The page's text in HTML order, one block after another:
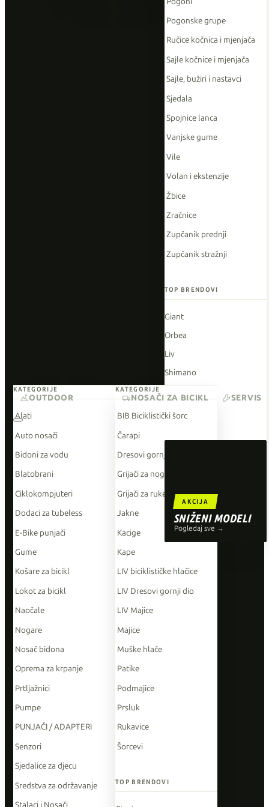
Pogonske grupe
Ručice kočnica i mjenjača
Sajle kočnice i mjenjača
Sajle, bužiri i nastavci
Sjedala
Spojnice lanca
Vanjske gume
Vile
Volan i ekstenzije
Žbice
Zračnice
Zupčanik prednji
Zupčanik stražnji
TOP BRENDOVI
Giant
Orbea
Liv
Shimano
O'Neal
AKCIJA
SNIŽENI MODELI
Pogledaj sve →
KATEGORIJE
Alati
Auto nosači
Bidoni za vodu
Blatobrani
Ciklokompjuteri
Dodaci za tubeless
E-Bike punjači
Gume
Košare za bicikl
Lokot za bicikl
Naočale
Nogare
Nosač bidona
Oprema za krpanje
Prtljažnici
Pumpe
PUNJAČI / ADAPTERI
Senzori
Sjedalice za djecu
Sredstva za održavanje
Stalaci i Nosači
KATEGORIJE
BIB Biciklistički šorc
Čarapi
Dresovi gornji dio
Grijači za noge
Grijači za ruke
Jakne
Kacige
Kape
LIV biciklističke hlačice
LIV Dresovi gornji dio
LIV Majice
Majice
Muške hlače
Patike
Podmajice
Prsluk
Rukavice
Šorcevi
TOP BRENDOVI
OUTDOOR NOSAČI ZA BICIKL SERVIS